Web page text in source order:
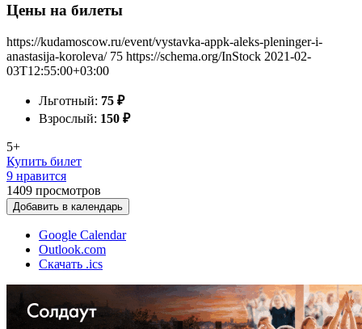
Цены на билеты
https://kudamoscow.ru/event/vystavka-appk-aleks-pleninger-i-
anastasija-koroleva/ 75 https://schema.org/InStock 2021-02-
03T12:55:00+03:00
Льготный: 75 ₽
Взрослый: 150 ₽
5+
Купить билет
9 нравится
1409 просмотров
Добавить в календарь
Google Calendar
Outlook.com
Скачать .ics